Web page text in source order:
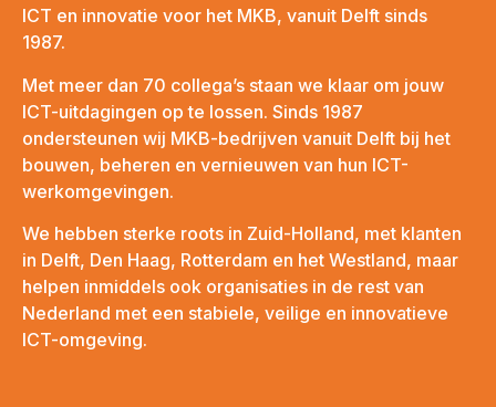
ICT en innovatie voor het MKB, vanuit Delft sinds
1987.
Met meer dan 70 collega’s staan we klaar om jouw
ICT-uitdagingen op te lossen. Sinds 1987
ondersteunen wij MKB-bedrijven vanuit Delft bij het
bouwen, beheren en vernieuwen van hun ICT-
werkomgevingen.
We hebben sterke roots in Zuid-Holland, met klanten
in Delft, Den Haag, Rotterdam en het Westland, maar
helpen inmiddels ook organisaties in de rest van
Nederland met een stabiele, veilige en innovatieve
ICT-omgeving.